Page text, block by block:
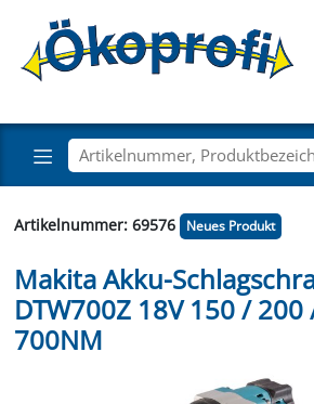
Artikelnummer: 69576 Neues Produkt
Makita Akku-
DTW700Z 18V 150 /
700NM